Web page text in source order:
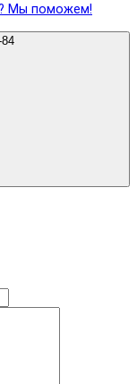
Мы поможем!
+7(982)622-97-84